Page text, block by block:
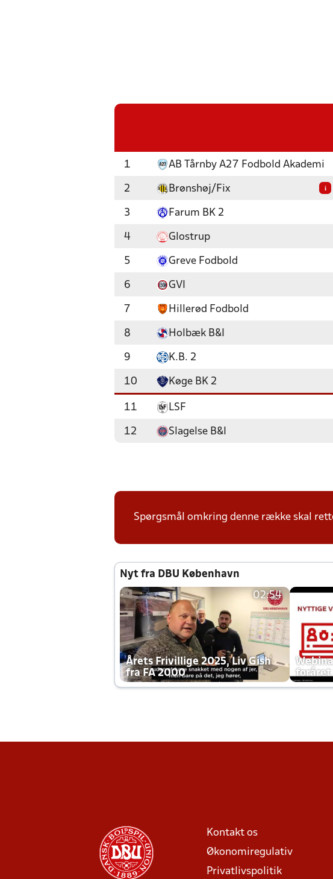
1 AB Tårnby A27 Fodbold Akademi
2 Brønshøj/Fix i
3 Farum BK 2
4 Glostrup
5 Greve Fodbold
6 GVI
7 Hillerød Fodbold
8 Holbæk B&I
9 K.B. 2
10 Køge BK 2
11 LSF
12 Slagelse B&I
Spørgsmål omkring denne række skal
Nyt fra DBU København
02:54
Årets Frivillige 2025, Liv Gish
fra FA 2000
foråret
Kontakt os
Økonomiregulativ
Privatlivspolitik